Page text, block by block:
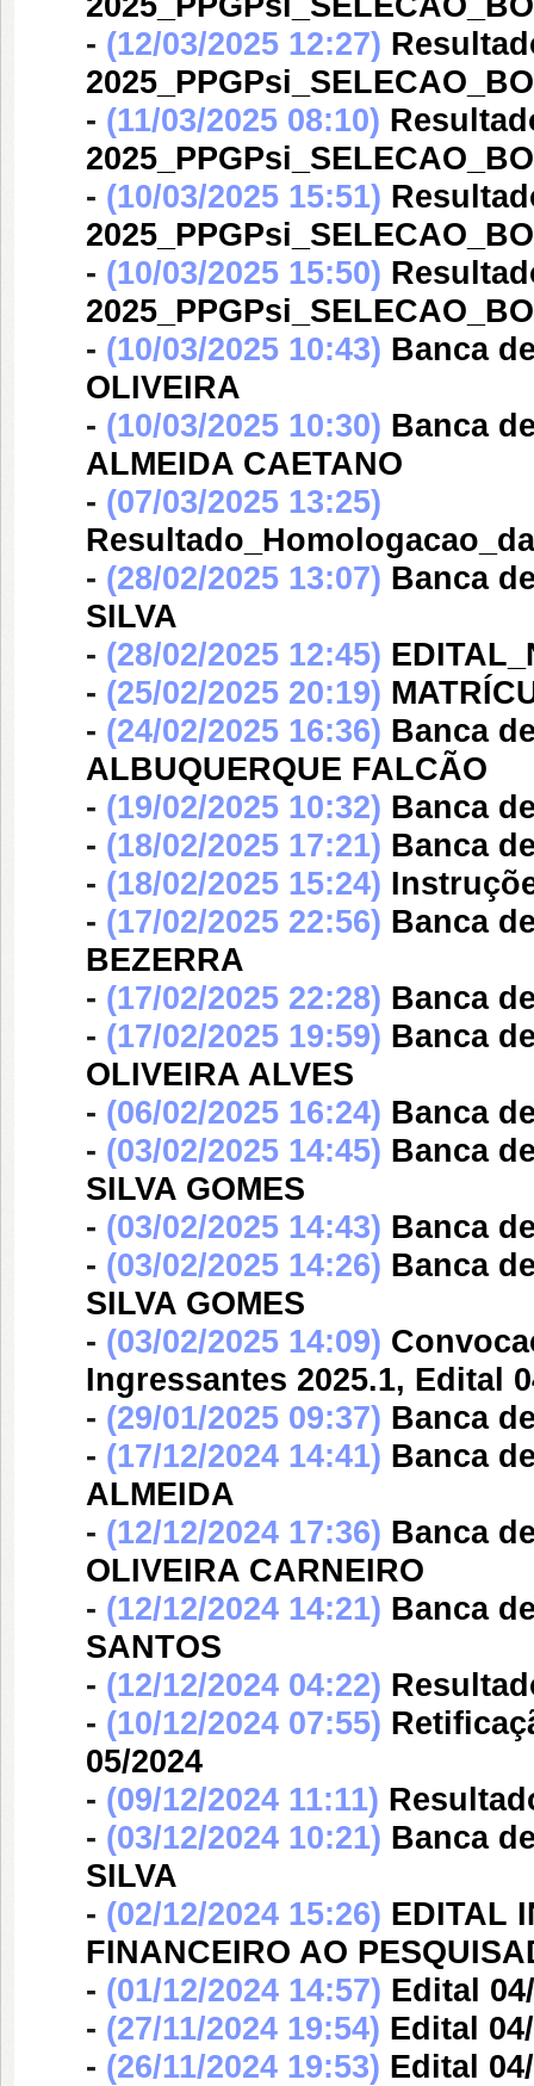
- (12/03/2025 12:27)
- (11/03/2025 08:10)
- (10/03/2025 15:51)
- (10/03/2025 15:50)
- (10/03/2025 10:43) Banca
OLIVEIRA
- (10/03/2025 10:30) Banca
ALMEIDA CAETANO
- (07/03/2025 13:25)
- (28/02/2025 13:07) Banca
SILVA
- (28/02/2025 12:45)
- (25/02/2025 20:19)
- (24/02/2025 16:36) Banca
ALBUQUERQUE FALCÃO
- (19/02/2025 10:32) Banca
- (18/02/2025 17:21) Banca
- (18/02/2025 15:24)
- (17/02/2025 22:56) Banca
BEZERRA
- (17/02/2025 22:28) Banca
- (17/02/2025 19:59) Banca
OLIVEIRA ALVES
- (06/02/2025 16:24) Banca
- (03/02/2025 14:45) Banca
SILVA GOMES
- (03/02/2025 14:43) Banca
- (03/02/2025 14:26) Banca
SILVA GOMES
- (03/02/2025 14:09)
Ingressantes 2025.1, Edital
- (29/01/2025 09:37) Banca
- (17/12/2024 14:41) Banca
ALMEIDA
- (12/12/2024 17:36) Banca
OLIVEIRA CARNEIRO
- (12/12/2024 14:21) Banca
SANTOS
- (12/12/2024 04:22)
- (10/12/2024 07:55)
05/2024
- (09/12/2024 11:11)
- (03/12/2024 10:21) Banca
SILVA
- (02/12/2024 15:26) EDITAL
FINANCEIRO AO
- (01/12/2024 14:57) Edital
- (27/11/2024 19:54) Edital
- (26/11/2024 19:53) Edital